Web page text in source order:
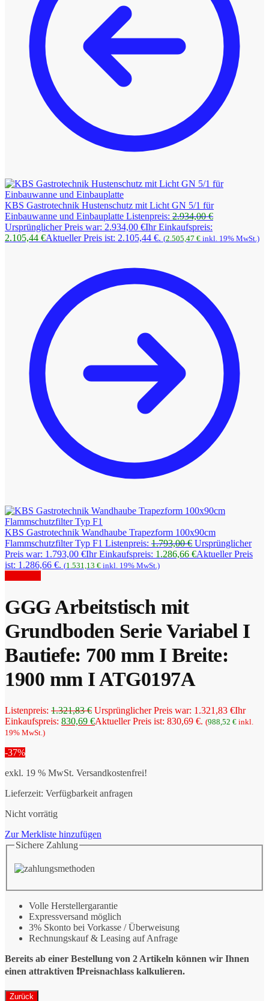
KBS Gastrotechnik Hustenschutz mit Licht GN 5/1 für
Einbauwanne und Einbauplatte Listenpreis: 2.934,00€
Ursprünglicher Preis war: 2.934,00 €Ihr Einkaufspreis:
2.105,44 €Aktueller Preis ist: 2.105,44 €. (2.505,47 € inkl. 19% MwSt.)
KBS Gastrotechnik Wandhaube Trapezform 100x90cm
Flammschutzfilter Typ F1 Listenpreis: 1.793,00€ Ursprünglicher
Preis war: 1.793,00 €Ihr Einkaufspreis: 1.286,66 €Aktueller Preis
ist: 1.286,66 €. (1.531,13 € inkl. 19% MwSt.)
GGG Arbeitstisch mit
Grundboden Serie Variabel I
Bautiefe: 700 mm I Breite:
1900 mm I ATG0197A
Listenpreis: 1.321,83€ Ursprünglicher Preis war: 1.321,83 €Ihr
Einkaufspreis: 830,69 €Aktueller Preis ist: 830,69 €. (988,52 € inkl.
19% MwSt.)
-37%
exkl. 19 % MwSt. Versandkostenfrei!
Lieferzeit: Verfügbarkeit anfragen
Nicht vorrätig
Zur Merkliste hinzufügen
Sichere Zahlung
Volle Herstellergarantie
Expressversand möglich
3% Skonto bei Vorkasse / Überweisung
Rechnungskauf & Leasing auf Anfrage
Bereits ab einer Bestellung von 2 Artikeln können wir Ihnen
einen attraktiven ❗️Preisnachlass kalkulieren.